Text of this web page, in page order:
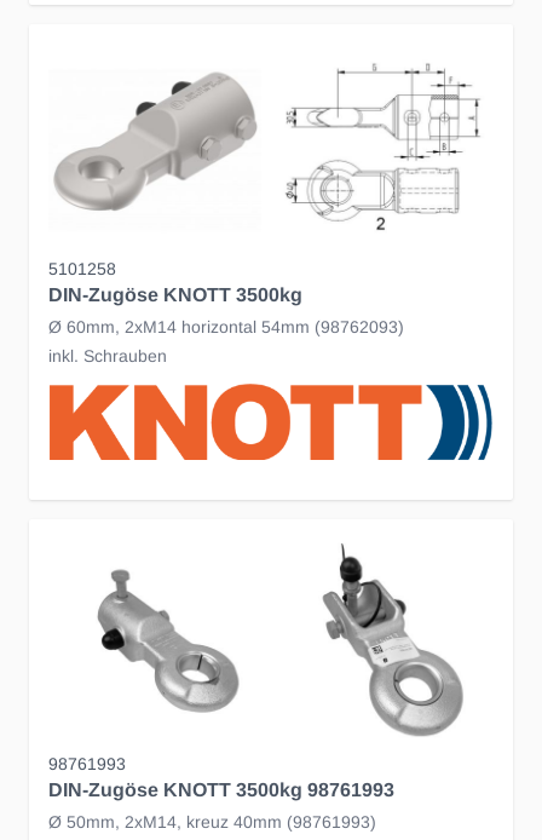
5101258
DIN-Zugöse KNOTT 3500kg
Ø 60mm, 2xM14 horizontal 54mm (98762093)
inkl. Schrauben
98761993
DIN-Zugöse KNOTT 3500kg 98761993
Ø 50mm, 2xM14, kreuz 40mm (98761993)